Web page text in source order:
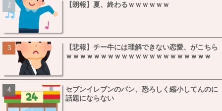
【朗報】夏、終わるｗｗｗｗｗｗ
【悲報】チー牛には理解できない恋愛、がこちら
ｗｗｗｗｗｗｗｗｗｗｗｗｗｗｗｗｗｗｗｗｗ
セブンイレブンのパン、恐ろしく縮小してんのに
話題にならない